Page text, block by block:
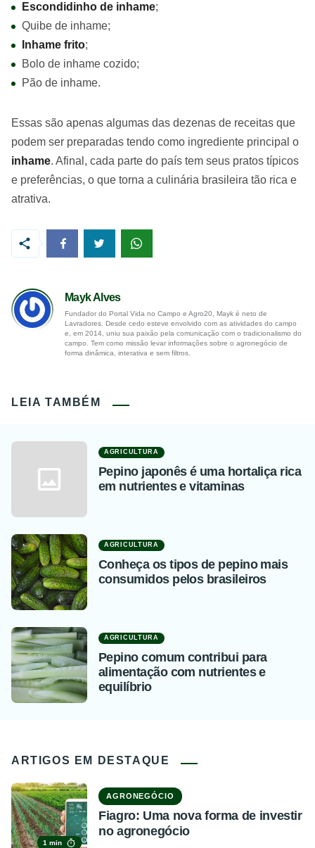
Escondidinho de inhame;
Quibe de inhame;
Inhame frito;
Bolo de inhame cozido;
Pão de inhame.
Essas são apenas algumas das dezenas de receitas que
podem ser preparadas tendo como ingrediente principal o
inhame. Afinal, cada parte do país tem seus pratos típicos
e preferências, o que torna a culinária brasileira tão rica e
atrativa.
Mayk Alves
Fundador do Portal Vida no Campo e Agro20, Mayk é neto de
Lavradores. Desde cedo esteve envolvido com as atividades do campo
e, em 2014, uniu sua paixão pela comunicação com o tradicionalismo do
campo. Tem como missão levar informações sobre o agronegócio de
forma dinâmica, interativa e sem filtros.
LEIA TAMBÉM
AGRICULTURA
Pepino japonês é uma hortaliça rica
em nutrientes e vitaminas
AGRICULTURA
Conheça os tipos de pepino mais
consumidos pelos brasileiros
AGRICULTURA
Pepino comum contribui para
alimentação com nutrientes e
equilíbrio
ARTIGOS EM DESTAQUE
1 min
AGRONEGÓCIO
Fiagro: Uma nova forma de investir
no agronegócio